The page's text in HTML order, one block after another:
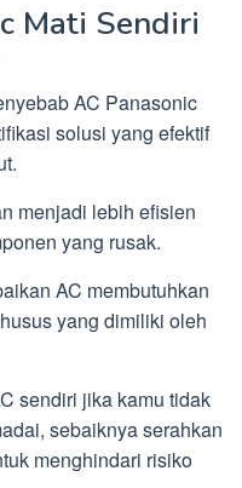
Mati Sendiri
AC Panasonic
solusi yang efektif
menjadi lebih efisien
yang rusak.
AC membutuhkan
yang dimiliki oleh
sendiri jika kamu tidak
sebaiknya serahkan
menghindari risiko